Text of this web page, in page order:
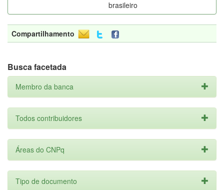
brasileiro
Compartilhamento
Busca facetada
Membro da banca
Todos contribuidores
Áreas do CNPq
Tipo de documento